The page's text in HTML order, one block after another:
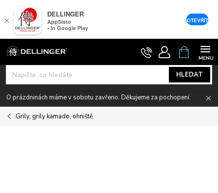
Přejít
na
obsah
HLEDAT
NÁKUPNÍ
KOŠÍK
O prázdninách máme v sobotu zavřeno. Děkujeme za pochopení.
Grily, grily kamado, ohniště
×
DELLINGER
AppSisto
- In Google Play
OTEVŘÍT